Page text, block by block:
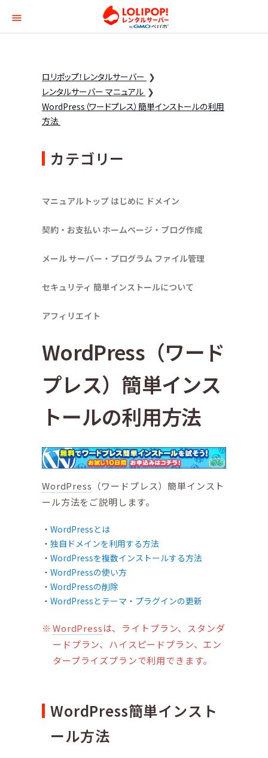
ロリポップ！レンタル
ロリポップ！レンタルサーバー
レンタルサーバー マニュアル
WordPress（ワードプレス）簡単インストールの利用
方法
カテゴリー
マニュアルトップ はじめに ドメイン
契約・お支払い ホームページ・ブログ作成
メールサーバー・プログラム ファイル管理
セキュリティ 簡単インストールについて
アフィリエイト
WordPress（ワード
プレス）簡単インス
トールの利用方法
WordPress （ワードプレス）簡単インスト
ール方法をご説明します。
WordPressとは
独自ドメインを利用する方法
WordPressを複数インストールする方法
WordPressの使い方
WordPressの削除
WordPressとテーマ・プラグインの更新
WordPressは、ライトプラン、スタンダ
ードプラン、ハイスピードプラン、エン
タープライズプランで利用できます。
WordPress簡単インスト
ール方法